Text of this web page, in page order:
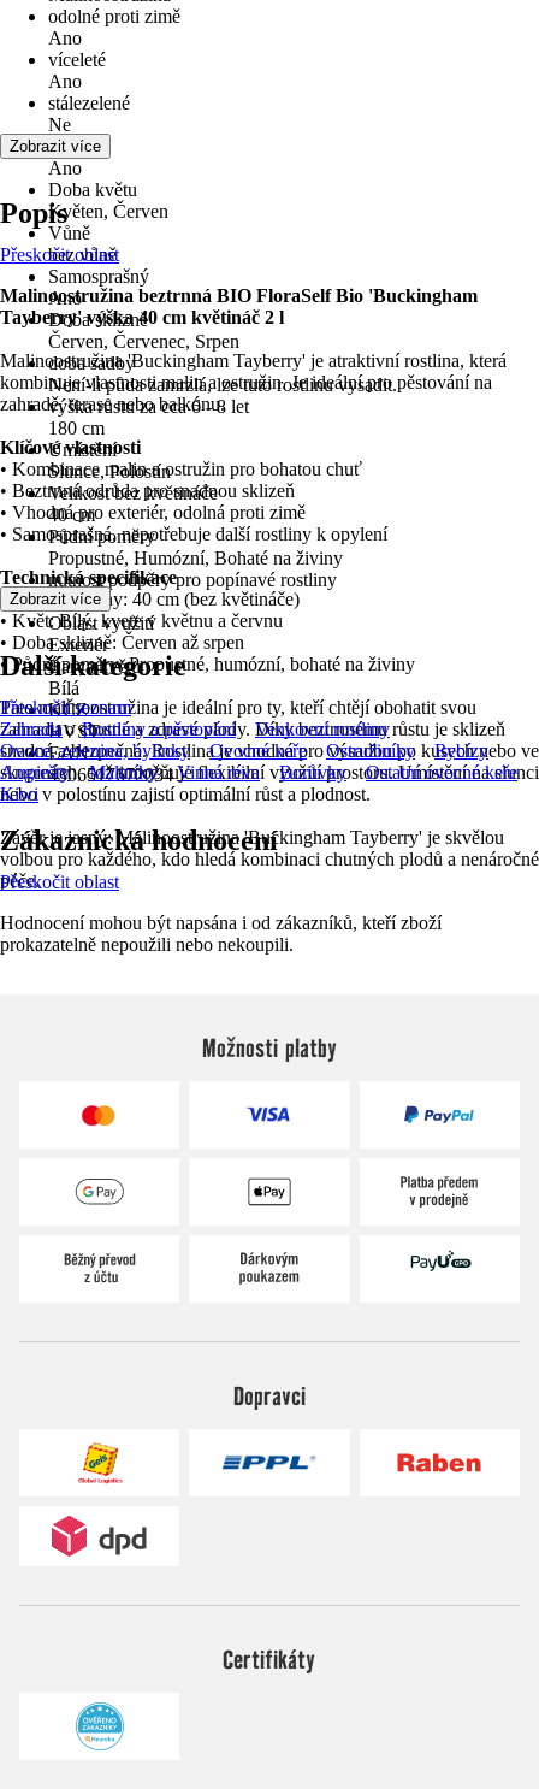
odolné proti zimě
Ano
víceleté
Ano
stálezelené
Ne
Květ
Ano
Doba květu
Květen, Červen
Vůně
bez vůně
Samosprašný
Ano
Doba sklizně
Červen, Červenec, Srpen
doba sadby
Není-li půda zamrzlá, lze tuto rostlinu vysadit.
výška růstu za cca 6 - 8 let
180 cm
Umístění
Slunce, Polostín
Velikost bez květináče
40 cm
Půdní poměry
Propustné, Humózní, Bohaté na živiny
nutnost podpěry pro popínavé rostliny
Ano
Oblast využití
Exteriér
Barva květu
Bílá
KČZ
HVST
EAN
4306517672034
Zobrazit více
Popis
Přeskočit oblast
Malinoostružina beztrnná BIO FloraSelf Bio 'Buckingham
Tayberry' výška 40 cm květináč 2 l
Malinoostružina 'Buckingham Tayberry' je atraktivní rostlina, která
kombinuje vlastnosti malin a ostružin. Je ideální pro pěstování na
zahradě, terase nebo balkónu.
Klíčové vlastnosti
• Kombinace malin a ostružin pro bohatou chuť
• Beztrnná odrůda pro snadnou sklizeň
• Vhodná pro exteriér, odolná proti zimě
• Samosprašná, nepotřebuje další rostliny k opylení
Technická specifikace
• Výška rostliny: 40 cm (bez květináče)
• Květ: Bílý, kvete v květnu a červnu
• Doba sklizně: Červen až srpen
• Půdní poměry: Propustné, humózní, bohaté na živiny
Tato malinoostružina je ideální pro ty, kteří chtějí obohatit svou
zahradu o chutné a zdravé plody. Díky beztrnnému růstu je sklizeň
snadná a bezpečná. Rostlina je vhodná pro výsadbu po kusech nebo ve
skupinách, což umožňuje flexibilní využití prostoru. Umístění na slunci
nebo v polostínu zajistí optimální růst a plodnost.
Závěr je jasný: Malinoostružina 'Buckingham Tayberry' je skvělou
volbou pro každého, kdo hledá kombinaci chutných plodů a nenáročné
péče.
Zobrazit více
Další kategorie
Přeskočit seznam
Zahrada
Rostliny a pěstování
Venkovní rostliny
Ovoce, zelenina, bylinky
Ovocné keře Ostružiníky
Rybízy
Angrešty
Maliníky Vinná réva Borůvky
Ostatní ovocné keře
Kiwi
Zákaznická hodnocení
Přeskočit oblast
Hodnocení mohou být napsána i od zákazníků, kteří zboží
prokazatelně nepoužili nebo nekoupili.
Možnosti platby
Dopravci
Certifikáty